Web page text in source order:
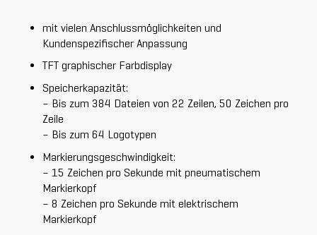
mit vielen Anschlussmöglichkeiten und
Kundenspezifischer Anpassung
TFT graphischer Farbdisplay
Speicherkapazität:
– Bis zum 384 Dateien von 22 Zeilen, 50 Zeichen pro
Zeile
– Bis zum 64 Logotypen
Markierungsgeschwindigkeit:
– 15 Zeichen pro Sekunde mit pneumatischem
Markierkopf
– 8 Zeichen pro Sekunde mit elektrischem
Markierkopf